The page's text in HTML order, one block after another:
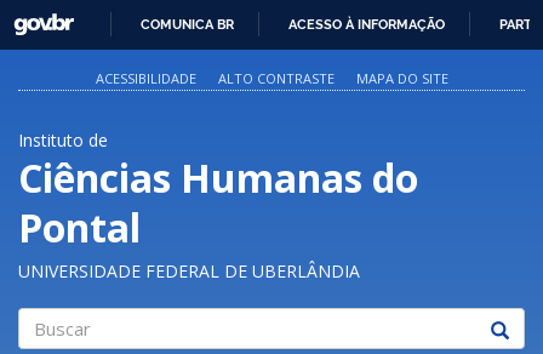
PARA
O
GOVBR
COMUNICA BR ACESSO À INFORMAÇÃO
ACESSIBILIDADE ALTO CONTRASTE MAPA DO SITE
Instituto de
Ciências Humanas do
Pontal
UNIVERSIDADE FEDERAL DE UBERLÂNDIA